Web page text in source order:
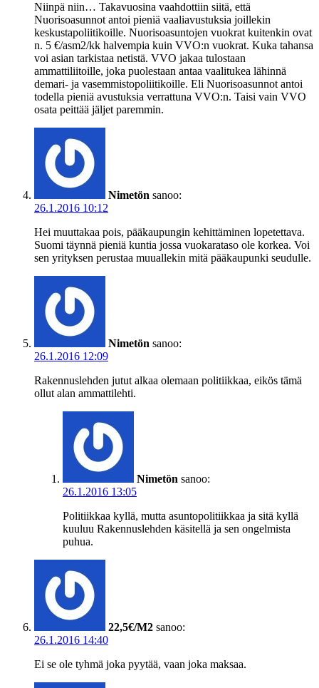
Niinpä niin… Takavuosina vaahdottiin siitä, että
Nuorisoasunnot antoi pieniä vaaliavustuksia joillekin
keskustapoliitikoille. Nuorisoasuntojen vuokrat kuitenkin ovat
n. 5 €/asm2/kk halvempia kuin VVO:n vuokrat. Kuka tahansa
voi asian tarkistaa netistä. VVO jakaa tulostaan
ammattiliitoille, joka puolestaan antaa vaalitukea lähinnä
demari- ja vasemmistopoliitikoille. Eli Nuorisoasunnot antoi
todella pieniä avustuksia verrattuna VVO:n. Taisi vain VVO
osata peittää jäljet paremmin.
Nimetön sanoo:
26.1.2016 10:12
Hei muuttakaa pois, pääkaupungin kehittäminen lopetettava.
Suomi täynnä pieniä kuntia jossa vuokarataso ole korkea. Voi
sen yrityksen perustaa muuallekin mitä pääkaupunki seudulle.
Nimetön sanoo:
26.1.2016 12:09
Rakennuslehden jutut alkaa olemaan politiikkaa, eikös tämä
ollut alan ammattilehti.
Nimetön sanoo:
26.1.2016 13:05
Politiikkaa kyllä, mutta asuntopolitiikkaa ja sitä kyllä
kuuluu Rakennuslehden käsitellä ja sen ongelmista
puhua.
22,5€/M2 sanoo:
26.1.2016 14:40
Ei se ole tyhmä joka pyytää, vaan joka maksaa.